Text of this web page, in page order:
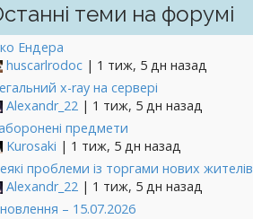
теми на форумі
Ендера
huscarlrodoc | 1 тиж, 5 дн назад
x-ray на сервері
Alexandr_22 | 1 тиж, 5 дн назад
предмети
Kurosaki | 1 тиж, 5 дн назад
проблеми із торгами нових жителів
Alexandr_22 | 1 тиж, 5 дн назад
– 15.07.2026